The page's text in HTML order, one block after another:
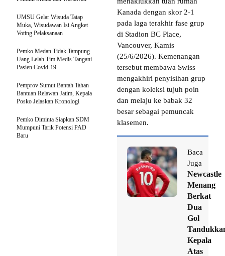
Kanada dengan skor 2-1
pada laga terakhir fase grup
di Stadion BC Place,
Vancouver, Kamis
(25/6/2026). Kemenangan
tersebut membawa Swiss
mengakhiri penyisihan grup
dengan koleksi tujuh poin
dan melaju ke babak 32
besar sebagai pemuncak
klasemen.
Baca
Juga
Newcastle
Menang
Berkat
Dua
Gol
Kepala
Atas
UMSU Gelar Wisuda Tatap
Muka, Wisudawan Isi Angket
Voting Pelaksanaan
Pemko Medan Tidak Tampung
Uang Lelah Tim Medis Tangani
Pasien Covid-19
Pemprov Sumut Bantah Tahan
Bantuan Relawan Jatim, Kepala
Posko Jelaskan Kronologi
Pemko Diminta Siapkan SDM
Mumpuni Tarik Potensi PAD
Baru